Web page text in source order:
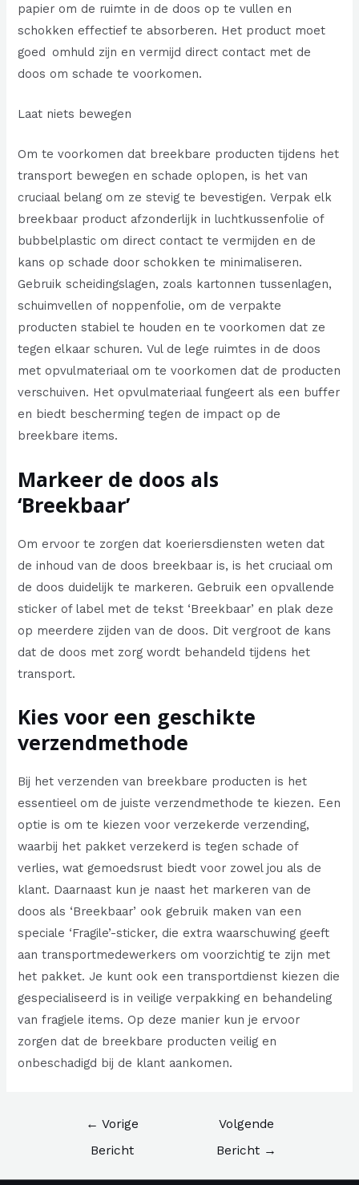
papier om de ruimte in de doos op te vullen en
schokken effectief te absorberen. Het product moet
goed omhuld zijn en vermijd direct contact met de
doos om schade te voorkomen.
Laat niets bewegen
Om te voorkomen dat breekbare producten tijdens het
transport bewegen en schade oplopen, is het van
cruciaal belang om ze stevig te bevestigen. Verpak elk
breekbaar product afzonderlijk in luchtkussenfolie of
bubbelplastic om direct contact te vermijden en de
kans op schade door schokken te minimaliseren.
Gebruik scheidingslagen, zoals kartonnen tussenlagen,
schuimvellen of noppenfolie, om de verpakte
producten stabiel te houden en te voorkomen dat ze
tegen elkaar schuren. Vul de lege ruimtes in de doos
met opvulmateriaal om te voorkomen dat de producten
verschuiven. Het opvulmateriaal fungeert als een buffer
en biedt bescherming tegen de impact op de
breekbare items.
Markeer de doos als
‘Breekbaar’
Om ervoor te zorgen dat koeriersdiensten weten dat
de inhoud van de doos breekbaar is, is het cruciaal om
de doos duidelijk te markeren. Gebruik een opvallende
sticker of label met de tekst ‘Breekbaar’ en plak deze
op meerdere zijden van de doos. Dit vergroot de kans
dat de doos met zorg wordt behandeld tijdens het
transport.
Kies voor een geschikte
verzendmethode
Bij het verzenden van breekbare producten is het
essentieel om de juiste verzendmethode te kiezen. Een
optie is om te kiezen voor verzekerde verzending,
waarbij het pakket verzekerd is tegen schade of
verlies, wat gemoedsrust biedt voor zowel jou als de
klant. Daarnaast kun je naast het markeren van de
doos als ‘Breekbaar’ ook gebruik maken van een
speciale ‘Fragile’-sticker, die extra waarschuwing geeft
aan transportmedewerkers om voorzichtig te zijn met
het pakket. Je kunt ook een transportdienst kiezen die
gespecialiseerd is in veilige verpakking en behandeling
van fragiele items. Op deze manier kun je ervoor
zorgen dat de breekbare producten veilig en
onbeschadigd bij de klant aankomen.
← Vorige
Bericht
Volgende
Bericht →